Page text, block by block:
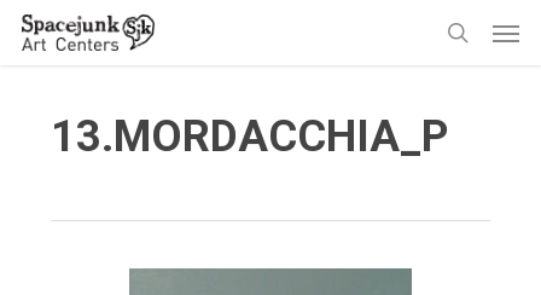
Skip
13.MORDACCHIA_P